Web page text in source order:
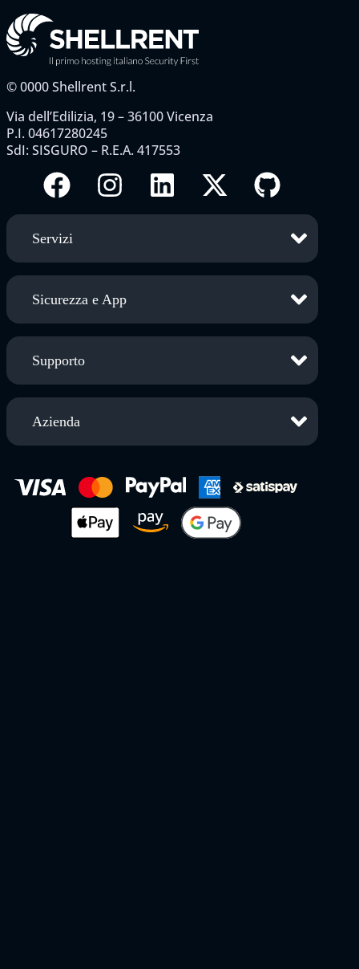
©0000Shellrent S.r.l.
Via dell’Edilizia, 19 – 36100 Vicenza
P.I. 04617280245
SdI: SISGURO – R.E.A. 417553
Servizi
Sicurezza e App
Supporto
Azienda